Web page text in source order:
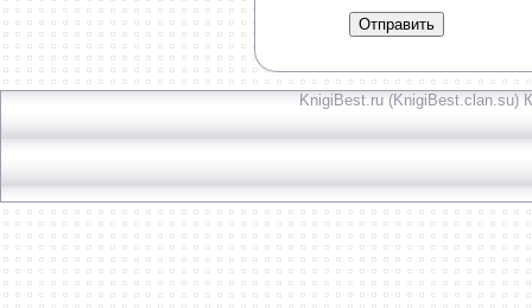
Отправить
KnigiBest.ru (KnigiBest.clan.su)